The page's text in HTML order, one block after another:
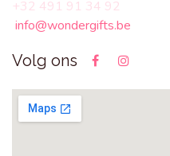
+32 491 91 34 92
info@wondergifts.be
Volg ons